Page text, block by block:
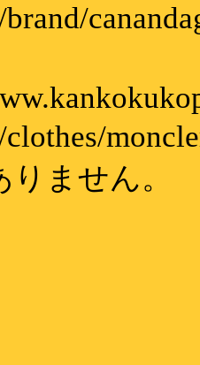
brand/
clothes/
ません。